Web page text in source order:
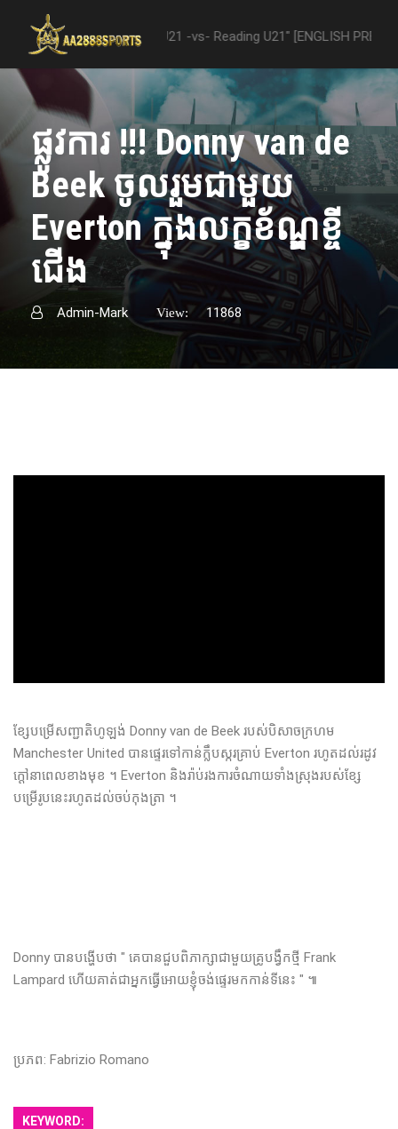
Forest U21 -vs- Reading U21" [ENGLISH
ផ្លូវការ !!! Donny van de
Beek ចូលរួមជាមួយ
Everton ក្នុងលក្ខខ័ណ្ឌខ្ចី
ជើង
Admin-Mark View: 11868
ខ្សែបម្រើសញ្ជាតិហូឡង់ Donny van de Beek របស់បិសាចក្រហម
Manchester United បានផ្ទេរទៅកាន់ក្លឹបស្ករគ្រាប់ Everton រហូតដល់រដូវ
ក្តៅនាពេលខាងមុខ ។ Everton និងរ៉ាប់រងការចំណាយទាំងស្រុងរបស់ខ្សែ
បម្រើរូបនេះរហូតដល់ចប់កុងត្រា ។
Donny បានបង្ហើបថា " គេបានជួបពិភាក្សាជាមួយគ្រូបង្វឹកថ្មី Frank
Lampard ហើយគាត់ជាអ្នកធ្វើអោយខ្ញុំចង់ផ្ទេរមកកាន់ទីនេះ " ៕
ប្រភព: Fabrizio Romano
KEYWORD: